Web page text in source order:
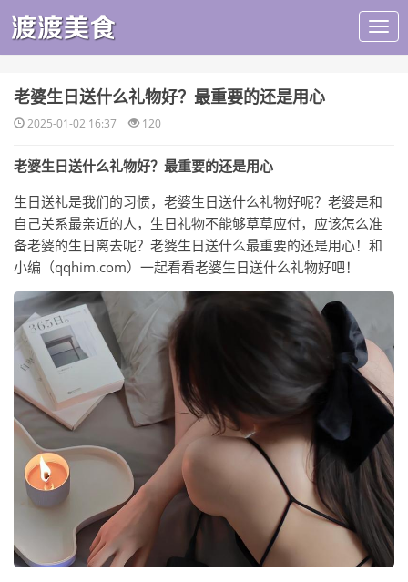
​老婆生日送什么礼物好？最重要的还是用心
2025-01-02 16:37 120
老婆生日送什么礼物好？最重要的还是用心
生日送礼是我们的习惯，老婆生日送什么礼物好呢？老婆是和
自己关系最亲近的人，生日礼物不能够草草应付，应该怎么准
备老婆的生日离去呢？老婆生日送什么最重要的还是用心！和
小编（qqhim.com）一起看看老婆生日送什么礼物好吧！